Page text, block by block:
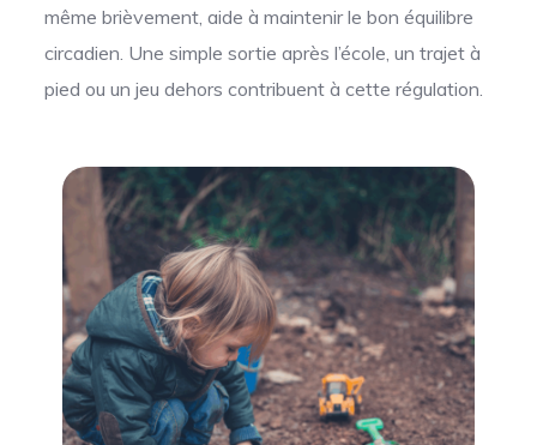
même brièvement, aide à maintenir le bon équilibre
circadien. Une simple sortie après l’école, un trajet à
pied ou un jeu dehors contribuent à cette régulation.